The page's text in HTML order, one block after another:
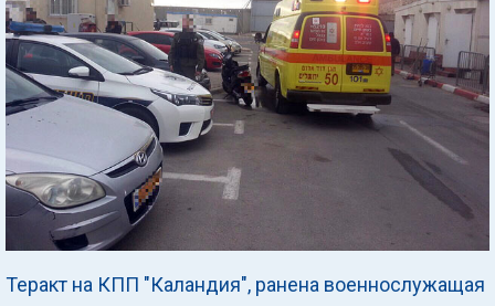
Теракт на КПП "Каландия", ранена военнослужащая